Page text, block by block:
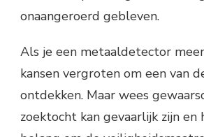
onaangeroerd gebleven.
Als je een metaaldetector
kansen vergroten om een van
ontdekken. Maar wees
zoektocht kan gevaarlijk zijn en